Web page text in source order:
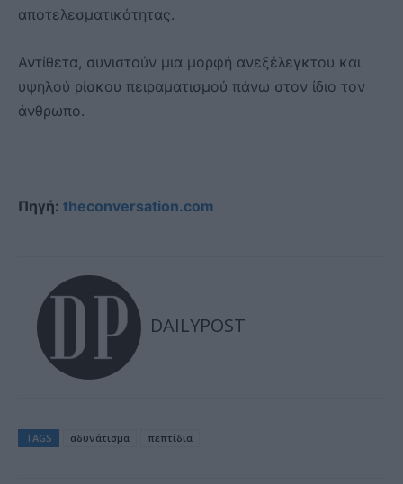
αποτελεσματικότητας.
Αντίθετα, συνιστούν μια μορφή ανεξέλεγκτου και
υψηλού ρίσκου πειραματισμού πάνω στον ίδιο τον
άνθρωπο.
Πηγή: theconversation.com
DAILYPOST
TAGS αδυνάτισμα πεπτίδια